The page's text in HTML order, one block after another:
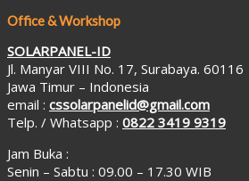
Office & Workshop
SOLARPANEL-ID
Jl. Manyar VIII No. 17, Surabaya. 60116
Jawa Timur – Indonesia
email : cssolarpanelid@gmail.com
Telp. / Whatsapp : 0822 3419 9319
Jam Buka :
Senin – Sabtu : 09.00 – 17.30 WIB